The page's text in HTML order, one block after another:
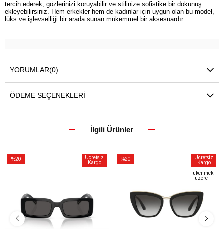
tercih ederek, gözlerinizi koruyabilir ve stilinize sofistike bir dokunuş
ekleyebilirsiniz. Hem erkekler hem de kadınlar için uygun olan bu model,
lüks ve işlevselliği bir arada sunan mükemmel bir aksesuardır.
YORUMLAR(0)
ÖDEME SEÇENEKLERI
İlgili Ürünler
%20
Ücretsiz
Kargo
%20
Ücretsiz
Kargo
Tükenmek
üzere